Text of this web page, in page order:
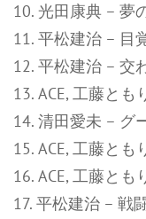
10. 光田康典 – 夢
11. 平松建治 – 目
12. 平松建治 – 交
13. ACE, 工藤とも
14. 清田愛未 – グ
15. ACE, 工藤とも
16. ACE, 工藤と
17. 平松建治 – 戦